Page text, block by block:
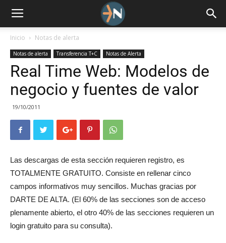
Inicio Notas de alerta
Notas de alerta Transferencia T+C Notas de Alerta
Real Time Web: Modelos de
negocio y fuentes de valor
19/10/2011
Las descargas de esta sección requieren registro, es
TOTALMENTE GRATUITO. Consiste en rellenar cinco
campos informativos muy sencillos. Muchas gracias por
DARTE DE ALTA. (El 60% de las secciones son de acceso
plenamente abierto, el otro 40% de las secciones requieren un
login gratuito para su consulta).